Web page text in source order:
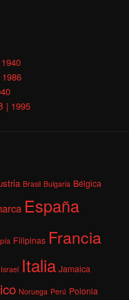
| 1995
Brasil Bulgaria Bélgica
España
Filipinas Francia
Israel Italia Jamaica
Noruega Perú Polonia